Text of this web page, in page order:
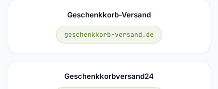
Geschenkkorb-Versand
geschenkkorb-versand.de
Geschenkkorbversand24